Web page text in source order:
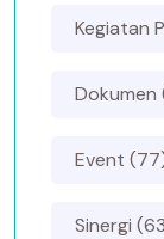
Kegiatan
Dokumen
Event
Sinergi